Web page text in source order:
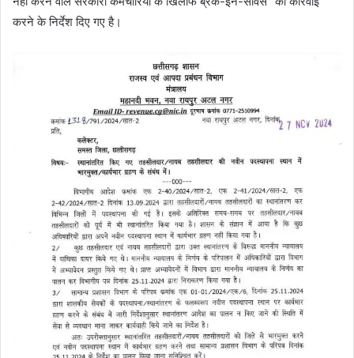
करने के निर्देश दिए गए है।